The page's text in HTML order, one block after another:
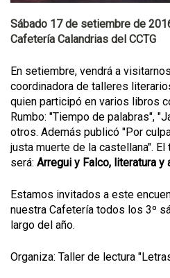
Sábado 17 de setiembre de
Cafetería Calandrias del CCTG
En setiembre, vendrá a
coordinadora de talleres
quien participó en varios libros
Rumbo: "Tiempo de palabras",
otros. Además publicó "Por
justa muerte de la castellana". El
será: Arregui y Falco, literatura y
Estamos invitados a este
nuestra Cafetería todos los 3º
largo del año.
Organiza: Taller de lectura